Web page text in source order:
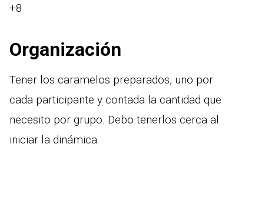
+8
Organización
Tener los caramelos preparados, uno por
cada participante y contada la cantidad que
necesito por grupo. Debo tenerlos cerca al
iniciar la dinámica.